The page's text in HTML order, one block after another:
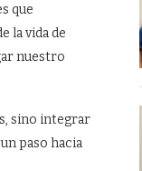
que
la vida de
nuestro
sino integrar
paso hacia